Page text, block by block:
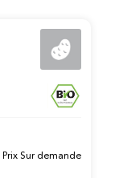
Prix Sur demande